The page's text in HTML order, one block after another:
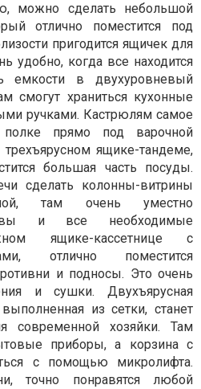
можно сделать небольшой
отлично поместится под
пригодится ящичек для
удобно, когда все находится
емкости в двухуровневый
смогут храниться кухонные
ручками. Кастрюлям самое
прямо под варочной
ящике-тандеме,
большая часть посуды.
сделать колонны-витрины
там очень уместно
и все необходимые
ящике-кассетнице с
отлично поместится
и подносы. Это очень
и сушки. Двухъярусная
из сетки, станет
современной хозяйки. Там
приборы, а корзина с
с помощью микролифта.
точно понравятся любой